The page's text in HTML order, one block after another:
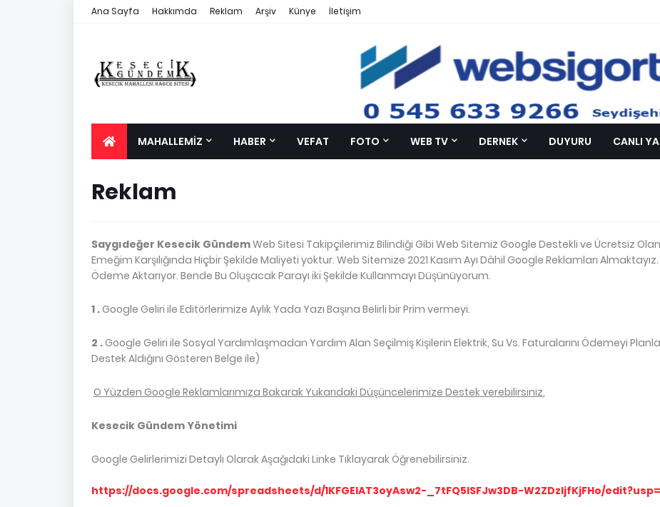
Ana Sayfa Hakkımda Reklam Arşiv Künye İletişim
MAHALLEMİZ HABER VEFAT FOTO WEB TV DERNEK DUYURU CANLI
Reklam
Saygıdeğer Kesecik GündemWeb Sitesi Takipçilerimiz Bilindiği Gibi Web Sitemiz Google Destekli ve Ücretsiz
Emeğim Karşılığında Hiçbir Şekilde Maliyeti yoktur. Web Sitemize 2021 Kasım Ayı Dâhil Google Reklamları Almaktayız.
Ödeme Aktarıyor. Bende Bu Oluşacak Parayı iki Şekilde Kullanmayı Düşünüyorum.
1 . Google Geliri ile Editörlerimize Aylık Yada Yazı Başına Belirli bir Prim vermeyi.
2 . Google Geliri ile Sosyal Yardımlaşmadan Yardım Alan Seçilmiş Kişilerin Elektrik, Su Vs. Faturalarını Ödemeyi
Destek Aldığını Gösteren Belge ile)
O Yüzden Google Reklamlarımıza Bakarak Yukarıdaki Düşüncelerimize Destek verebilirsiniz.
Kesecik Gündem Yönetimi
Google Gelirlerimizi Detaylı Olarak Aşağıdaki Linke Tıklayarak Öğrenebilirsiniz.
https://docs.google.com/spreadsheets/d/1KFGEIAT3oyAsw2-_7tFQ5ISFJw3DB-W2ZDzIjfKjFHo/